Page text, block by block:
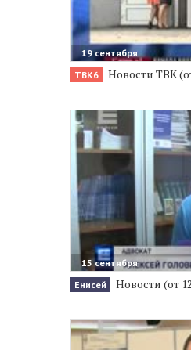
19 сентября
ТВК6
Новости ТВК
15 сентября
Енисей
Новости (от